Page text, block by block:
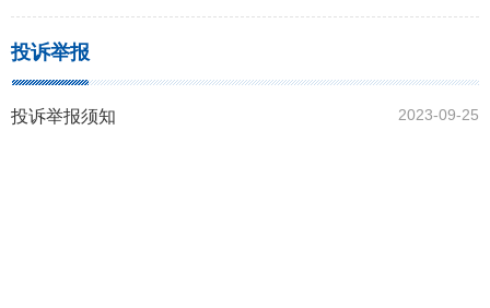
投诉举报
投诉举报须知 2023-09-25